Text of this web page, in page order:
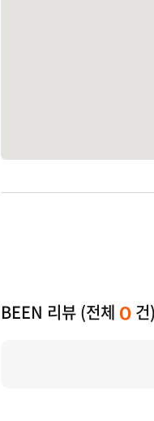
BEEN 리뷰 (전체 0 건)